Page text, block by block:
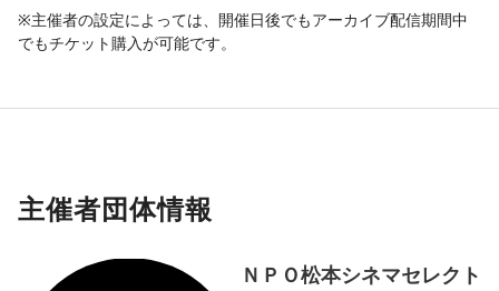
※主催者の設定によっては、開催日後でもアーカイブ配信期間中
でもチケット購入が可能です。
主催者団体情報
ＮＰＯ松本シネマセレクト